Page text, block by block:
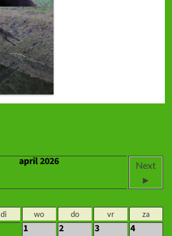
april 2026
Next
►
di wo do vr za
1 2 3 4